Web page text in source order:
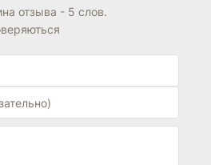
отзыва - 5 слов.